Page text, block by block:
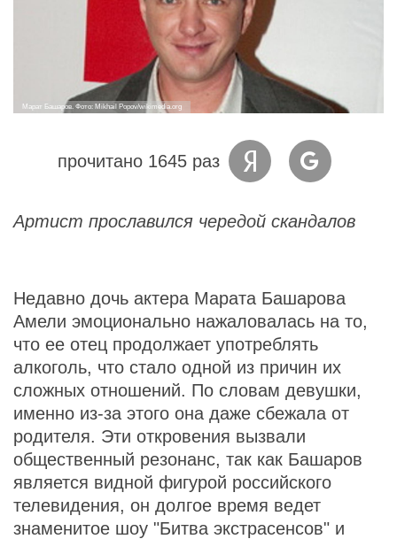
Марат Башаров. Фото: Mikhail Popov/wikimedia.org
прочитано 1645 раз
Артист прославился чередой скандалов
Недавно дочь актера Марата Башарова
Амели эмоционально нажаловалась на то,
что ее отец продолжает употреблять
алкоголь, что стало одной из причин их
сложных отношений. По словам девушки,
именно из-за этого она даже сбежала от
родителя. Эти откровения вызвали
общественный резонанс, так как Башаров
является видной фигурой российского
телевидения, он долгое время ведет
знаменитое шоу "Битва экстрасенсов" и